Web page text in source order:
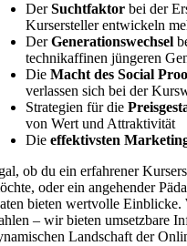
DerSuchtfaktor bei der
Kursersteller entwickeln
DerGenerationswechsel
technikaffinen jüngeren
Die Macht des Social
verlassen sich bei der
Strategien für die
von Wert und Attraktivität
Die effektivsten
ob du ein erfahrener
oder ein angehender
bieten wertvolle Einblicke.
– wir bieten umsetzbare
Landschaft der